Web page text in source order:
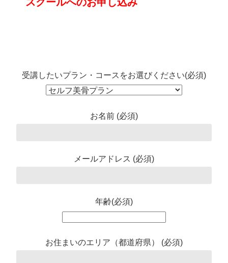
受講したいプラン・コースをお選びください(必須)
お名前 (必須)
メールアドレス (必須)
年齢(必須)
お住まいのエリア（都道府県） (必須)